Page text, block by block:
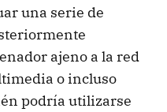
una serie de
ajeno a la red
o incluso
podría utilizarse